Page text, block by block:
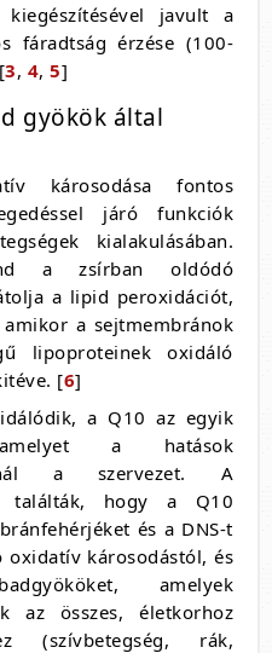
javult a
fáradtság érzése (100-
3, 4, 5]
gyökök által
károsodása fontos
járó funkciók
kialakulásában.
a zsírban oldódó
a lipid peroxidációt,
a sejtmembránok
lipoproteinek oxidáló
[6]
a Q10 az egyik
a hatások
a szervezet. A
találták, hogy a Q10
és a DNS-t
károsodástól, és
amelyek
az összes, életkorhoz
(szívbetegség, rák,